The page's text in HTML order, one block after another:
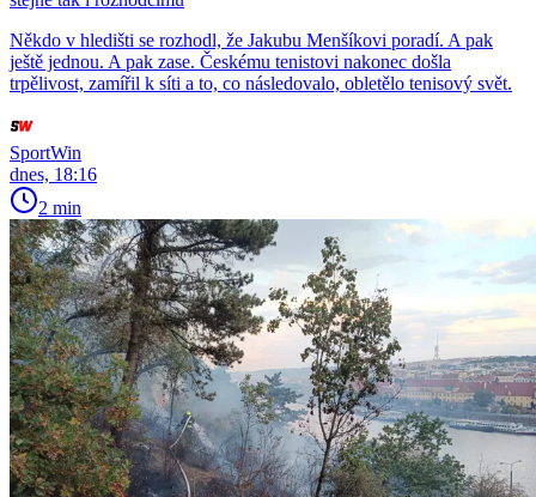
Někdo v hledišti se rozhodl, že Jakubu Menšíkovi poradí. A pak
ještě jednou. A pak zase. Českému tenistovi nakonec došla
trpělivost, zamířil k síti a to, co následovalo, obletělo tenisový svět.
SportWin
dnes, 18:16
2 min